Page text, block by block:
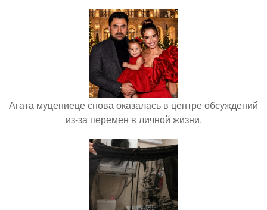
Агата муцениеце снова оказалась в центре обсуждений
из-за перемен в личной жизни.